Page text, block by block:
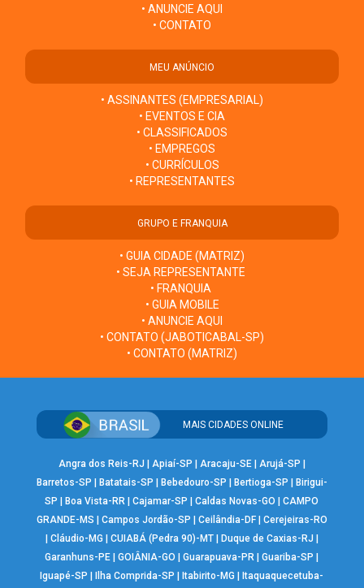
• ANUNCIE AQUI
• CONTATO
MEU ANÚNCIO
• ASSINANTES (EMPRESARIAL)
• EVENTOS E CIA
• CLASSIFICADOS
• EMPREGOS
• CURRÍCULOS
• REPRESENTANTES
GRUPO E FRANQUIA
• GUIA CIDADE (MATRIZ)
• SEJA REPRESENTANTE
• FRANQUIA
• GUIA MOBILE
• ANUNCIE AQUI
• CONTATO (JABOTICABAL-SP)
• CONTATO (MATRIZ)
MAIS CIDADES ONLINE
Angra dos Reis-RJ Apiaí-SP Aracaju-SE| Arujá-SP
Barretos-SP
Batatais-SP Bebedouro-SP Bertioga-SP
Birigui-
SP
Boa Vista-RR |Cajamar-SP |Caldas Novas-GO |CAMPO
GRANDE-MS
Campos Jordão-SP Ceilândia-DF| Cerejeiras-RO
Cláudio-MG CUIABÁ (Pedra 90)-MT| Duque de Caxias-RJ
Garanhuns-PE |GOIÂNIA-GO |Guarapuava-PR |Guariba-SP
Iguapé-SP
Ilha Comprida-SP Itabirito-MG
Itaquaquecetuba-